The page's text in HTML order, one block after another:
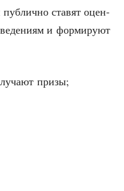
ста­вят оцен­
и фор­ми­ру­ют
призы;